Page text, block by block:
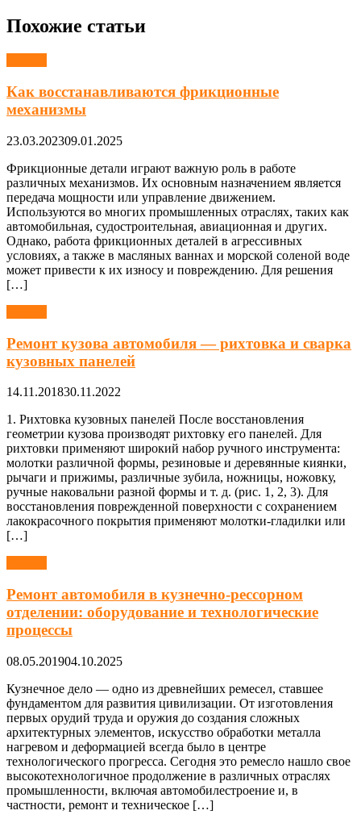
Похожие статьи
Как восстанавливаются фрикционные
механизмы
23.03.202309.01.2025
Фрикционные детали играют важную роль в работе
различных механизмов. Их основным назначением является
передача мощности или управление движением.
Используются во многих промышленных отраслях, таких как
автомобильная, судостроительная, авиационная и других.
Однако, работа фрикционных деталей в агрессивных
условиях, а также в масляных ваннах и морской соленой воде
может привести к их износу и повреждению. Для решения
[…]
Ремонт кузова автомобиля — рихтовка и сварка
кузовных панелей
14.11.201830.11.2022
1. Рихтовка кузовных панелей После восстановления
геометрии кузова производят рихтовку его панелей. Для
рихтовки применяют широкий набор ручного инструмента:
молотки различной формы, резиновые и деревянные киянки,
рычаги и прижимы, различные зубила, ножницы, ножовку,
ручные наковальни разной формы и т. д. (рис. 1, 2, 3). Для
восстановления поврежденной поверхности с сохранением
лакокрасочного покрытия применяют молотки-гладилки или
[…]
Ремонт автомобиля в кузнечно-рессорном
отделении: оборудование и технологические
процессы
08.05.201904.10.2025
Кузнечное дело — одно из древнейших ремесел, ставшее
фундаментом для развития цивилизации. От изготовления
первых орудий труда и оружия до создания сложных
архитектурных элементов, искусство обработки металла
нагревом и деформацией всегда было в центре
технологического прогресса. Сегодня это ремесло нашло свое
высокотехнологичное продолжение в различных отраслях
промышленности, включая автомобилестроение и, в
частности, ремонт и техническое […]